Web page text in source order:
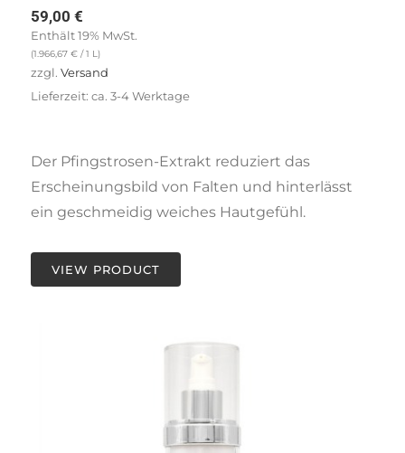
59,00€
Enthält 19% MwSt.
(1.966,67€ / 1 L)
zzgl.Versand
Lieferzeit: ca. 3-4 Werktage
Der Pfingstrosen-Extrakt reduziert das
Erscheinungsbild von Falten und hinterlässt
ein geschmeidig weiches Hautgefühl.
VIEW PRODUCT